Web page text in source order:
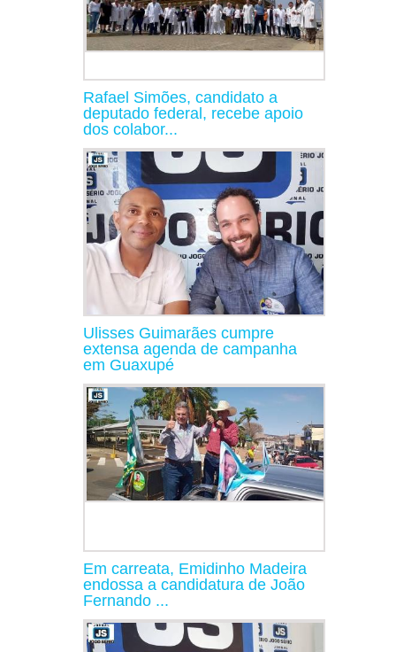
Rafael Simões, candidato a
deputado federal, recebe apoio
dos colabor...
Ulisses Guimarães cumpre
extensa agenda de campanha
em Guaxupé
Em carreata, Emidinho Madeira
endossa a candidatura de João
Fernando ...